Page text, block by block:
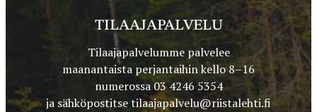
TILAAJAPALVELU
Tilaajapalvelumme palvelee
maanantaista perjantaihin kello 8–16
numerossa 03 4246 5354
ja sähköpostitsetilaajapalvelu@riistalehti.fi